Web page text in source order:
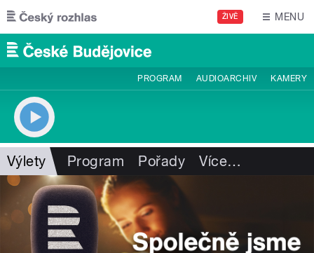
Přejít k hlavnímu obsahu
ŽIVĚ MENU
PROGRAM AUDIOARCHIV KAMERY
Výlety Program Pořady Více…